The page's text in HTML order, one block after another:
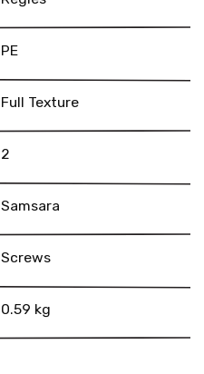
PE
Full Texture
2
Samsara
Screws
0.59 kg